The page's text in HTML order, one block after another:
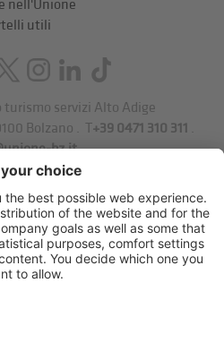
nell'Unione
utili
turismo servizi Alto Adige
Bolzano . T+39 0471 310 311 .
bz.it
Privacy
cookie